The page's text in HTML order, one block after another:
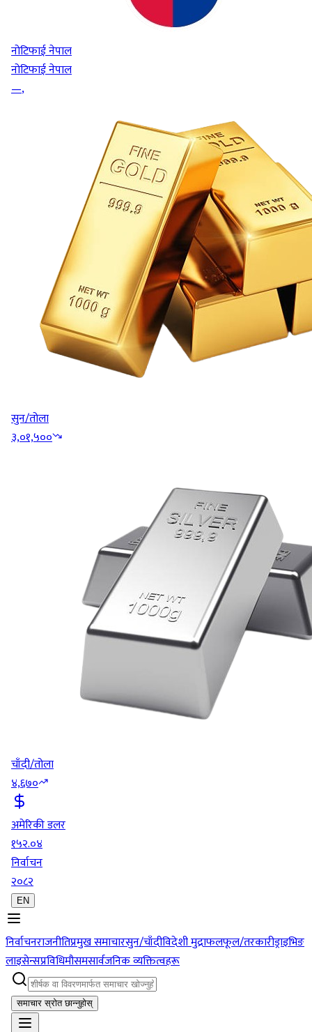
नोटिफाई नेपाल
नोटिफाई नेपाल
—,
सुन/तोला
३,०१,५००
चाँदी/तोला
४,६७०
अमेरिकी डलर
१५२.०४
निर्वाचन
२०८२
EN
निर्वाचनराजनीतिप्रमुख समाचारसुन/चाँदीविदेशी मुद्राफलफूल/तरकारीड्राइभिङ
लाइसेन्सप्रविधिमौसमसार्वजनिक व्यक्तित्वहरू
समाचार स्रोत छान्नुहोस्